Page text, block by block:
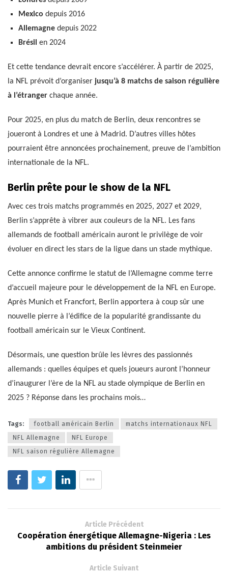
Mexico depuis 2016
Allemagnedepuis 2022
Brésil en 2024
Et cette tendance devrait encore s’accélérer. À partir de 2025,
la NFL prévoit d’organiser jusqu’à 8 matchs de saison régulière
à l’étranger chaque année.
Pour 2025, en plus du match de Berlin, deux rencontres se
joueront à Londres et une à Madrid. D’autres villes hôtes
pourraient être annoncées prochainement, preuve de l’ambition
internationale de la NFL.
Berlin prête pour le show de la NFL
Avec ces trois matchs programmés en 2025, 2027 et 2029,
Berlin s’apprête à vibrer aux couleurs de la NFL. Les fans
allemands de football américain auront le privilège de voir
évoluer en direct les stars de la ligue dans un stade mythique.
Cette annonce confirme le statut de l’Allemagne comme terre
d’accueil majeure pour le développement de la NFL en Europe.
Après Munich et Francfort, Berlin apportera à coup sûr une
nouvelle pierre à l’édifice de la popularité grandissante du
football américain sur le Vieux Continent.
Désormais, une question brûle les lèvres des passionnés
allemands : quelles équipes et quels joueurs auront l’honneur
d’inaugurer l’ère de la NFL au stade olympique de Berlin en
2025 ? Réponse dans les prochains mois…
Tags: football américain Berlin
matchs internationaux NFL
NFL Allemagne
NFL Europe
NFL saison régulière Allemagne
Article Précédent
Coopération énergétique Allemagne-Nigeria : Les
ambitions du président Steinmeier
Article Suivant